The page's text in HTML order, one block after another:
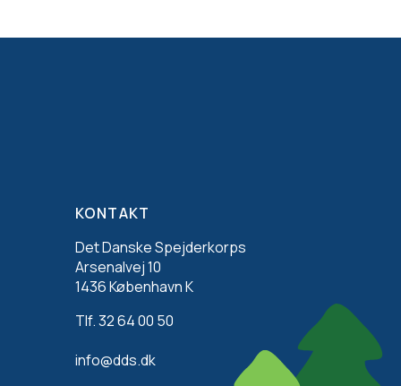
KONTAKT
Det Danske Spejderkorps
Arsenalvej 10
1436 København K
Tlf. 32 64 00 50
info@dds.dk